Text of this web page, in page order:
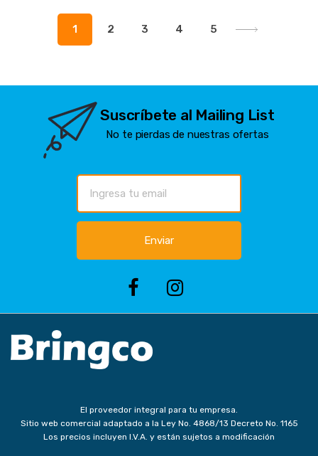
1 2 3 4 5
Suscríbete al Mailing List
No te pierdas de nuestras ofertas
Enviar
El proveedor integral para tu empresa.
Sitio web comercial adaptado a la Ley No. 4868/13 Decreto No. 1165
Los precios incluyen I.V.A. y están sujetos a modificación